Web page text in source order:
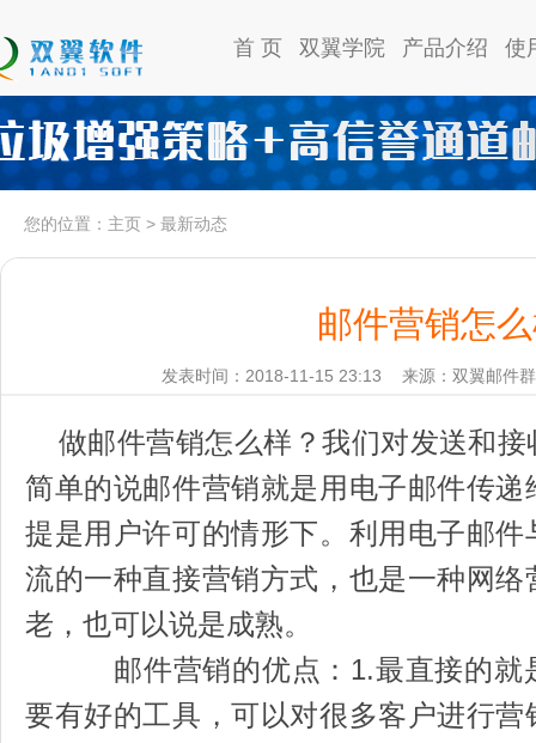
首 页 双翼学院 产品介绍 使
您的位置： 主页 > 最新动态
邮件营销怎
发表时间：2018-11-15 23:13 来源：双翼邮件
做邮件营销怎么样？我们对发送和
简单的说邮件营销就是用电子邮件传
提是用户许可的情形下。利用电子邮
流的一种直接营销方式，也是一种网
老，也可以说是成熟。
邮件营销的优点：1.最直接的就
要有好的工具，可以对很多客户进行